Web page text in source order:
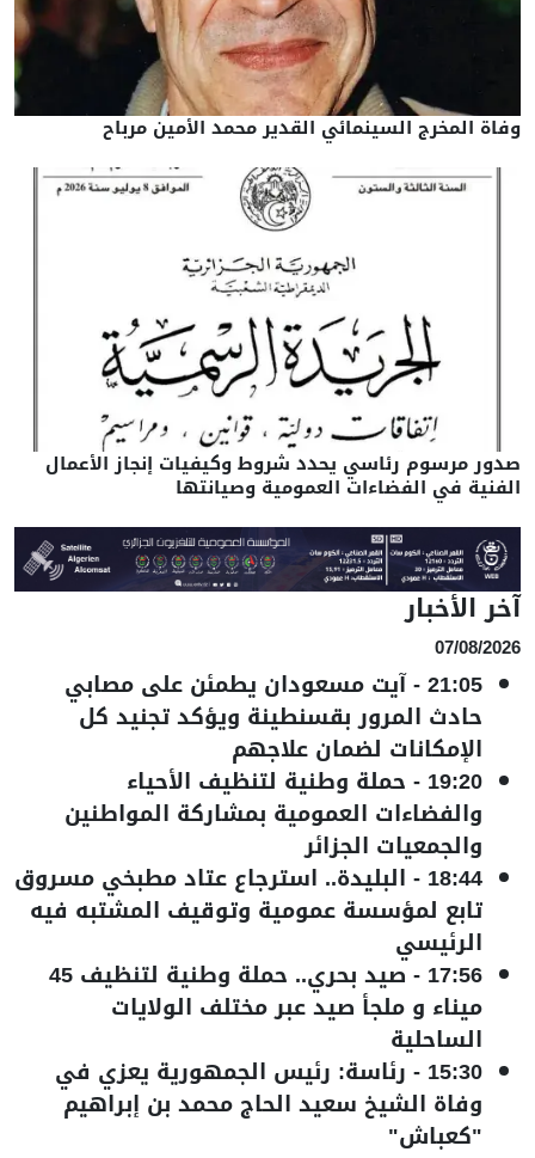
وفاة المخرج السينمائي القدير محمد الأمين مرباح
صدور مرسوم رئاسي يحدد شروط وكيفيات إنجاز الأعمال
الفنية في الفضاءات العمومية وصيانتها
آخر الأخبار
07/08/2026
21:05
-آيت مسعودان يطمئن على مصابي
حادث المرور بقسنطينة ويؤكد تجنيد كل
الإمكانات لضمان علاجهم
19:20
- حملة وطنية لتنظيف الأحياء
والفضاءات العمومية بمشاركة المواطنين
والجمعيات الجزائر
18:44
- البليدة.. استرجاع عتاد مطبخي مسروق
تابع لمؤسسة عمومية وتوقيف المشتبه فيه
الرئيسي
17:56
- صيد بحري.. حملة وطنية لتنظيف 45
ميناء و ملجأ صيد عبر مختلف الولايات
الساحلية
15:30
- رئاسة: رئيس الجمهورية يعزي في
وفاة الشيخ سعيد الحاج محمد بن إبراهيم
"كعباش"